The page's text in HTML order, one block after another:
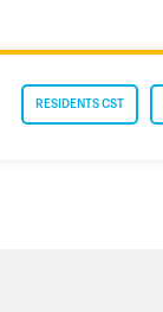
RESIDENTS CST